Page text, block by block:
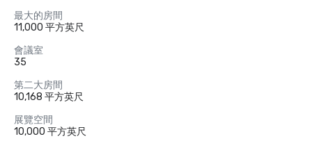
最大的房間
11,000 平方英尺
會議室
35
第二大房間
10,168 平方英尺
展覽空間
10,000 平方英尺